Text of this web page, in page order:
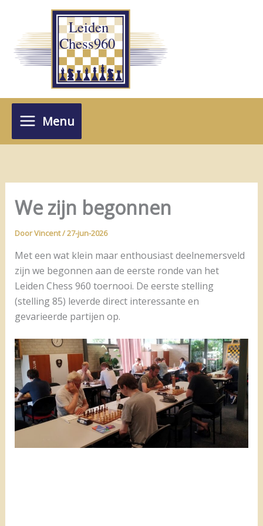
inhoud
Menu
We zijn begonnen
DoorVincent/27-jun-2026
Met een wat klein maar enthousiast deelnemersveld
zijn we begonnen aan de eerste ronde van het
Leiden Chess 960 toernooi. De eerste stelling
(stelling 85) leverde direct interessante en
gevarieerde partijen op.